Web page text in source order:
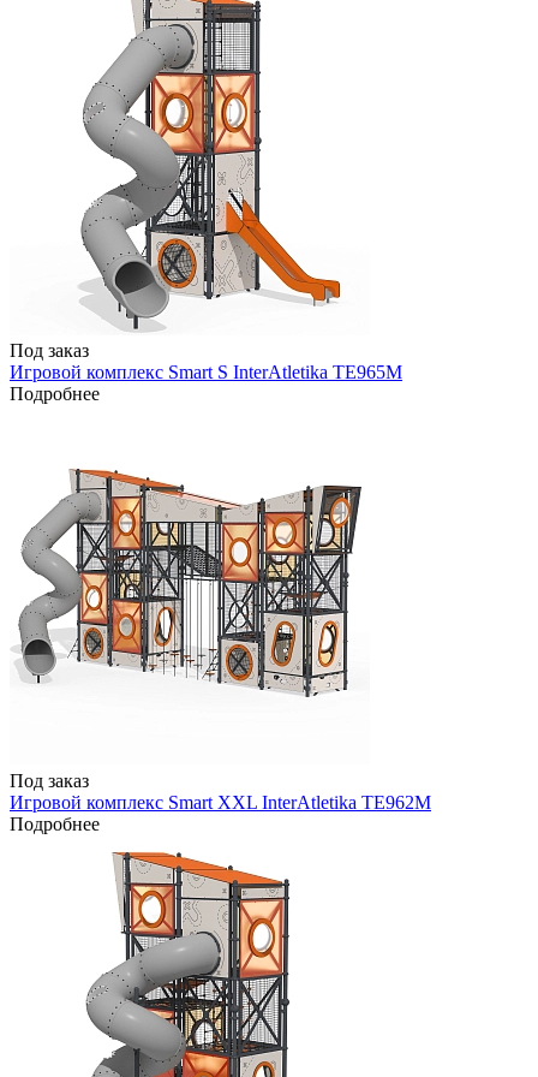
Под заказ
Игровой комплекс Smart S InterAtletika TE965M
Подробнее
Под заказ
Игровой комплекс Smart XXL InterAtletika TE962M
Подробнее